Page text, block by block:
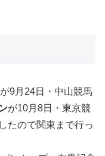
が9月24日・中山競馬
が10月8日・東京競
たので関東まで行っ